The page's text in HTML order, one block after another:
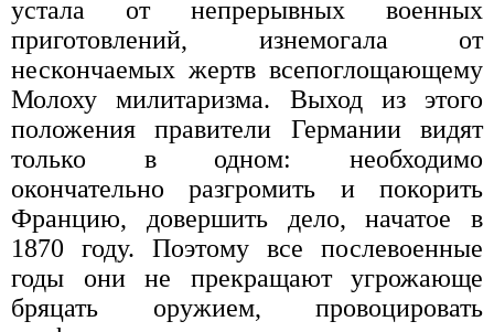
устала от непрерывных военных
приготовлений, изнемогала от
нескончаемых жертв всепоглощающему
Молоху милитаризма. Выход из этого
положения правители Германии видят
только в одном: необходимо
окончательно разгромить и покорить
Францию, довершить дело, начатое в
1870 году. Поэтому все послевоенные
годы они не прекращают угрожающе
бряцать оружием, провоцировать